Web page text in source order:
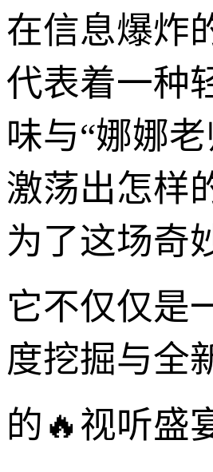
在信息爆炸
代表着一种
味与“娜娜
激荡出怎样
为了这场奇
它不仅仅是
度挖掘与全
的🔥视听盛